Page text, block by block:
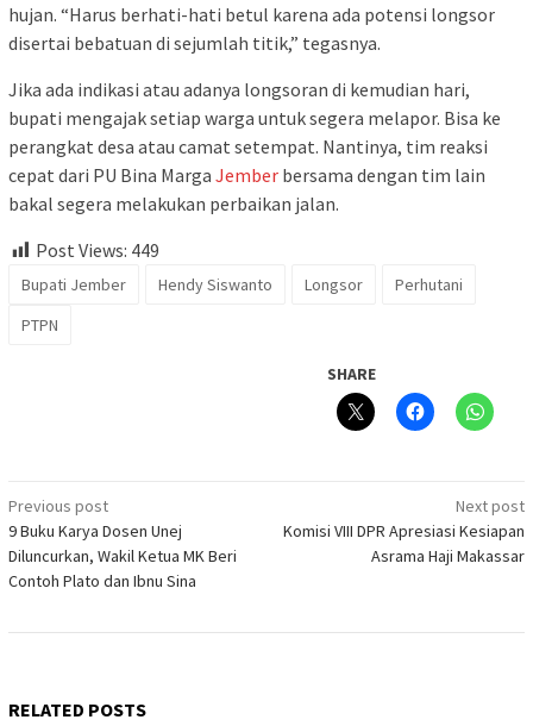
hujan. “Harus berhati-hati betul karena ada potensi longsor
disertai bebatuan di sejumlah titik,” tegasnya.
Jika ada indikasi atau adanya longsoran di kemudian hari,
bupati mengajak setiap warga untuk segera melapor. Bisa ke
perangkat desa atau camat setempat. Nantinya, tim reaksi
cepat dari PU Bina Marga Jember bersama dengan tim lain
bakal segera melakukan perbaikan jalan.
Post Views: 449
Bupati Jember Hendy Siswanto Longsor
Perhutani
PTPN
SHARE
Post
navigation
Previous post
9 Buku Karya Dosen Unej
Diluncurkan, Wakil Ketua MK Beri
Contoh Plato dan Ibnu Sina
Next post
Komisi VIII DPR Apresiasi Kesiapan
Asrama Haji Makassar
RELATED POSTS